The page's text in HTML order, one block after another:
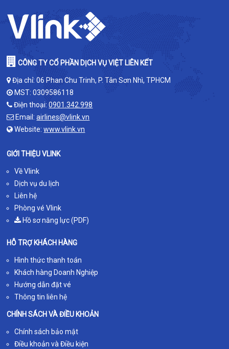
CÔNG TY CỔ PHẦN DỊCH VỤ VIỆT LIÊN KẾT
Địa chỉ: 06 Phan Chu Trinh, P. Tân Sơn Nhì, TPHCM
MST: 0309586118
Điện thoại:0901.342.998
Email:airlines@vlink.vn
Website:www.vlink.vn
GIỚI THIỆU VLINK
Về Vlink
Dịch vụ du lịch
Liên hệ
Phòng vé Vlink
Hồ sơ năng lực (PDF)
HỖ TRỢ KHÁCH HÀNG
Hình thức thanh toán
Khách hàng Doanh Nghiệp
Hướng dẫn đặt vé
Thông tin liên hệ
CHÍNH SÁCH VÀ ĐIỀU KHOẢN
Chính sách bảo mật
Điều khoản và Điều kiện